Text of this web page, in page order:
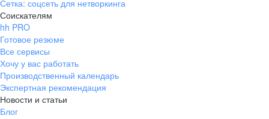
Сетка: соцсеть для нетворкинга
Соискателям
hh PRO
Готовое резюме
Все сервисы
Хочу у вас работать
Производственный календарь
Экспертная рекомендация
Новости и статьи
Блог